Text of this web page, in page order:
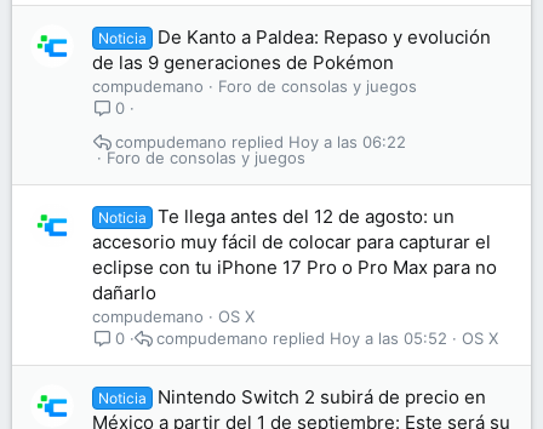
Noticia
De Kanto a Paldea: Repaso y evolución
de las 9 generaciones de Pokémon
compudemano
Foro de consolas y juegos
0
Foro de consolas y juegos
Hoy a las 06:22
compudemano
Noticia
Te llega antes del 12 de agosto: un
accesorio muy fácil de colocar para capturar el
eclipse con tu iPhone 17 Pro o Pro Max para no
dañarlo
compudemano
OS X
0
OS X
Hoy a las 05:52
compudemano
Noticia
Nintendo Switch 2 subirá de precio en
México a partir del 1 de septiembre: Este será su